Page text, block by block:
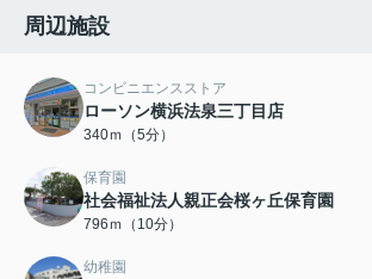
周辺施設
コンビニエンスストア
ローソン横浜法泉三丁目店
340ｍ（5分）
保育園
社会福祉法人親正会桜ヶ丘保育園
796ｍ（10分）
幼稚園